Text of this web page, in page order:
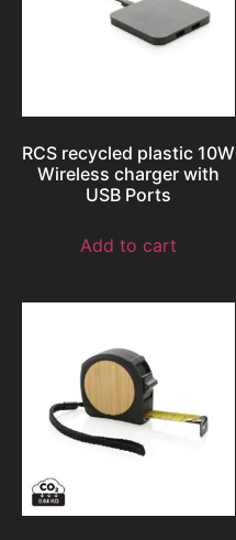
RCS recycled plastic 10W
Wireless charger with
USB Ports
Add to cart